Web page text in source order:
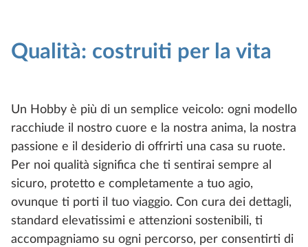
Qualità: costruiti per la vita
Un Hobby è più di un semplice veicolo: ogni modello
racchiude il nostro cuore e la nostra anima, la nostra
passione e il desiderio di offrirti una casa su ruote.
Per noi qualità significa che ti sentirai sempre al
sicuro, protetto e completamente a tuo agio,
ovunque ti porti il tuo viaggio. Con cura dei dettagli,
standard elevatissimi e attenzioni sostenibili, ti
accompagniamo su ogni percorso, per consentirti di